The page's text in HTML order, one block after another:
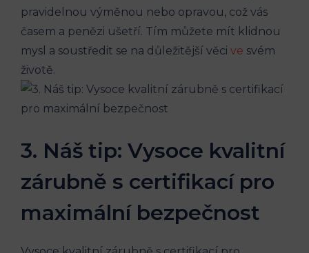
pravidelnou výměnou nebo opravou, což vás
časem a penězi ušetří. Tím můžete mít klidnou
mysl a soustředit se na důležitější věci ve svém
životě.
3. Náš tip: Vysoce kvalitní
zárubně s certifikací pro
maximální bezpečnost